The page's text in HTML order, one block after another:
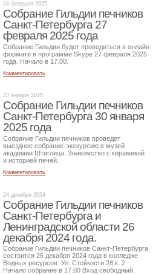
24 февраля 2025
Собрание Гильдии печников
Санкт-Петербурга 27
февраля 2025 года
Собрание Гильдии будет проводиться в онлайн
формате в программе Skype 27 февраля 2025
года. Начало в 17.00.
Комментировать
23 января 2025
Собрание Гильдии печников
Санкт-Петербурга 30 января
2025 года
Собрание Гильдии печников проведет
выездное собрание-экскурсию в музей
академии Штиглица. Знакомство с керамикой
и историей печей.
Комментировать
24 декабря 2024
Собрание Гильдии печников
Санкт-Петербурга и
Ленинградской области 26
декабря 2024 года.
Собрание Гильдии печников Санкт-Петербурга
состоится 26 декабря 2024 года в колледже
Водных ресурсов. Ул. Стойкости 28 к. 2.
Начало собрание в 17.00 Вход свободный.